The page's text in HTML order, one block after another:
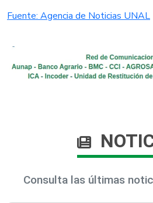
Fuente: Agencia de Noticias UNAL​
Consulta las últimas